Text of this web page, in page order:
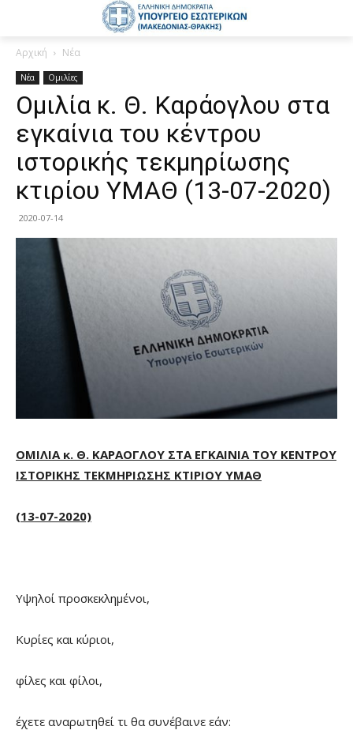
Αρχική Νέα
Νέα Ομιλίες
Ομιλία κ. Θ. Καράογλου στα
εγκαίνια του κέντρου
ιστορικής τεκμηρίωσης
κτιρίου ΥΜΑΘ (13-07-2020)
2020-07-14
ΟΜΙΛΙΑ κ. Θ. ΚΑΡΑΟΓΛΟΥ ΣΤΑ ΕΓΚΑΙΝΙΑ ΤΟΥ ΚΕΝΤΡΟΥ
ΙΣΤΟΡΙΚΗΣ ΤΕΚΜΗΡΙΩΣΗΣ ΚΤΙΡΙΟΥ ΥΜΑΘ
(13-07-2020)
Υψηλοί προσκεκλημένοι,
Κυρίες και κύριοι,
φίλες και φίλοι,
έχετε αναρωτηθεί τι θα συνέβαινε εάν: